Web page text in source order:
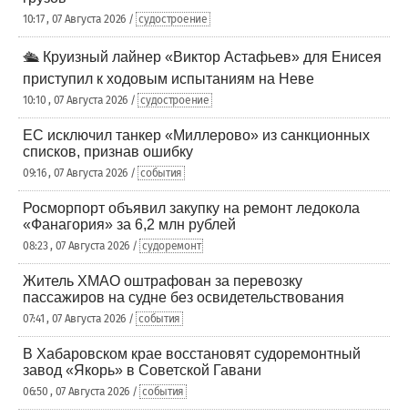
10:17 , 07 Августа 2026 / судостроение
🛳️ Круизный лайнер «Виктор Астафьев» для Енисея
приступил к ходовым испытаниям на Неве
10:10 , 07 Августа 2026 / судостроение
ЕС исключил танкер «Миллерово» из санкционных
списков, признав ошибку
09:16 , 07 Августа 2026 / события
Росморпорт объявил закупку на ремонт ледокола
«Фанагория» за 6,2 млн рублей
08:23 , 07 Августа 2026 / судоремонт
Житель ХМАО оштрафован за перевозку
пассажиров на судне без освидетельствования
07:41 , 07 Августа 2026 / события
В Хабаровском крае восстановят судоремонтный
завод «Якорь» в Советской Гавани
06:50 , 07 Августа 2026 / события